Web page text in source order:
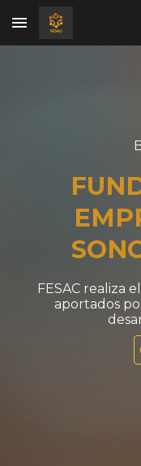
Skip to main content
FESAC realiza
aportados